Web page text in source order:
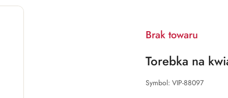
Brak towaru
Torebka na
Symbol: VIP-88097